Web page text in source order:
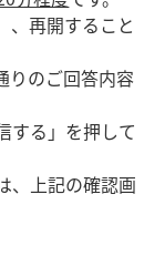
再開すること
りのご回答内容
する」を押して
、上記の確認画